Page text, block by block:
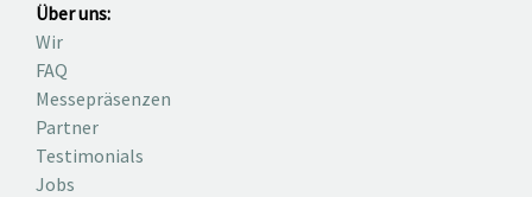
Über uns:
Wir
FAQ
Messepräsenzen
Partner
Testimonials
Jobs